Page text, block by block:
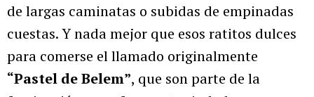
de largas caminatas o subidas de empinadas
cuestas. Y nada mejor que esos ratitos dulces
para comerse el llamado originalmente
“Pastel de Belem”, que son parte de la